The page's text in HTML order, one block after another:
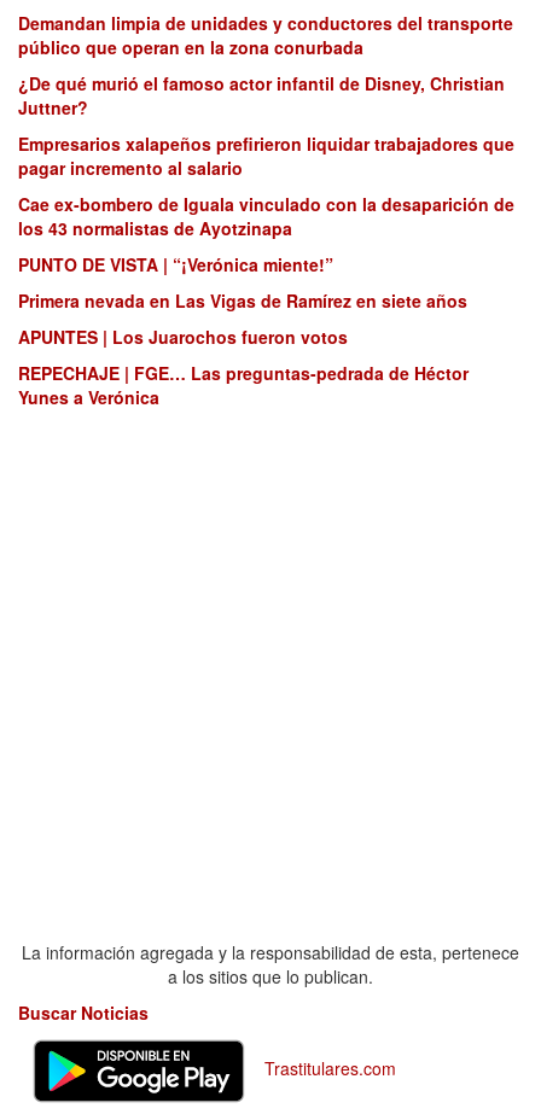
Demandan limpia de unidades y conductores del transporte
público que operan en la zona conurbada
¿De qué murió el famoso actor infantil de Disney, Christian
Juttner?
Empresarios xalapeños prefirieron liquidar trabajadores que
pagar incremento al salario
Cae ex-bombero de Iguala vinculado con la desaparición de
los 43 normalistas de Ayotzinapa
PUNTO DE VISTA | “¡Verónica miente!”
Primera nevada en Las Vigas de Ramírez en siete años
APUNTES | Los Juarochos fueron votos
REPECHAJE | FGE… Las preguntas-pedrada de Héctor
Yunes a Verónica
La información agregada y la responsabilidad de esta, pertenece
a los sitios que lo publican.
Buscar Noticias
Trastitulares.com